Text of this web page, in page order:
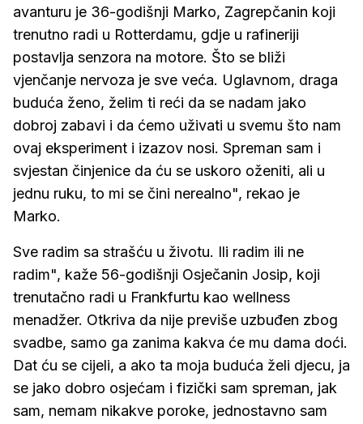
avanturu je 36-godišnji Marko, Zagrepčanin koji
trenutno radi u Rotterdamu, gdje u rafineriji
postavlja senzora na motore. Što se bliži
vjenčanje nervoza je sve veća. Uglavnom, draga
buduća ženo, želim ti reći da se nadam jako
dobroj zabavi i da ćemo uživati u svemu što nam
ovaj eksperiment i izazov nosi. Spreman sam i
svjestan činjenice da ću se uskoro oženiti, ali u
jednu ruku, to mi se čini nerealno", rekao je
Marko.
Sve radim sa strašću u životu. Ili radim ili ne
radim", kaže 56-godišnji Osječanin Josip, koji
trenutačno radi u Frankfurtu kao wellness
menadžer. Otkriva da nije previše uzbuđen zbog
svadbe, samo ga zanima kakva će mu dama doći.
Dat ću se cijeli, a ako ta moja buduća želi djecu, ja
se jako dobro osjećam i fizički sam spreman, jak
sam, nemam nikakve poroke, jednostavno sam